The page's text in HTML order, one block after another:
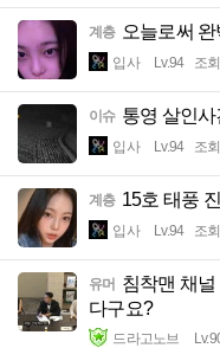
계층 오늘로써
입사 Lv.94 조
이슈 통영 살인
입사 Lv.94 조
계층 15호 태풍
입사 Lv.94 조
유머 침착맨 채
다구요?
드라고노브